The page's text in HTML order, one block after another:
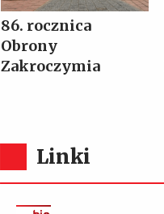
86. rocznica
Obrony
Zakroczymia
Linki